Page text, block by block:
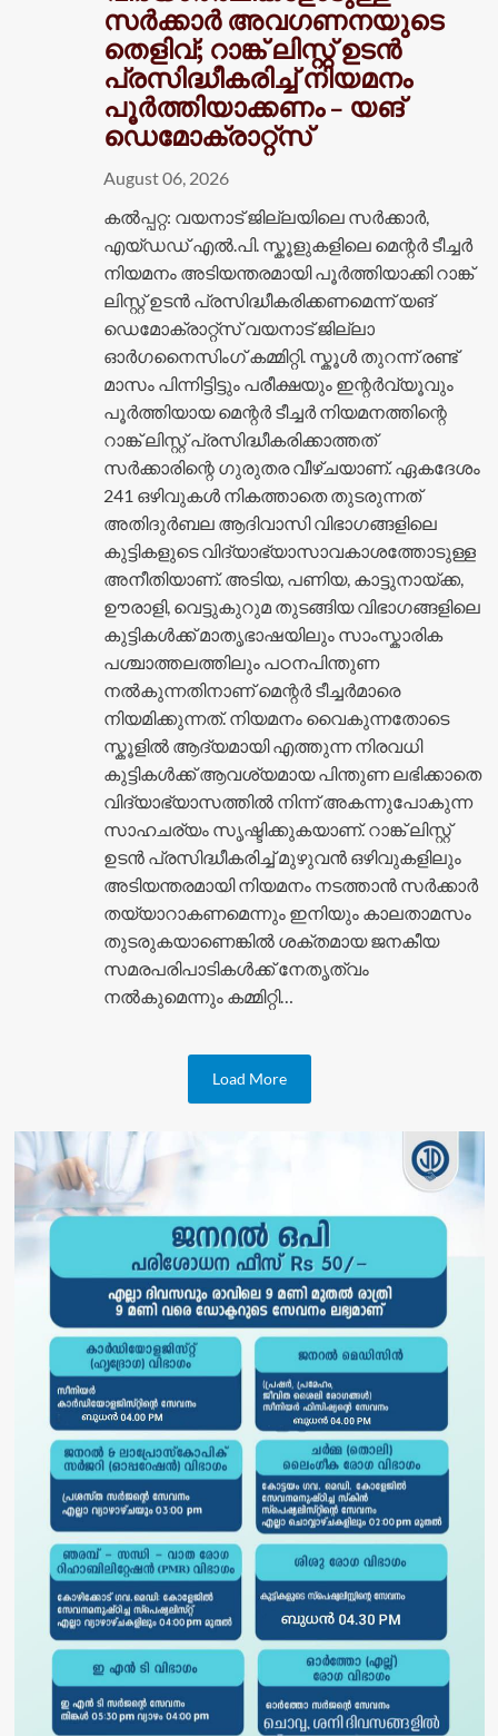
സർക്കാർ അവഗണനയുടെ
തെളിവ്; റാങ്ക് ലിസ്റ്റ് ഉടൻ
പ്രസിദ്ധീകരിച്ച് നിയമനം
പൂർത്തിയാക്കണം – യങ്
ഡെമോക്രാറ്റ്സ്
August 06, 2026
കൽപ്പറ്റ: വയനാട് ജില്ലയിലെ സർക്കാർ,
എയ്ഡഡ് എൽ.പി. സ്കൂളുകളിലെ മെന്റർ ടീച്ചർ
നിയമനം അടിയന്തരമായി പൂർത്തിയാക്കി റാങ്ക്
ലിസ്റ്റ് ഉടൻ പ്രസിദ്ധീകരിക്കണമെന്ന് യങ്
ഡെമോക്രാറ്റ്സ് വയനാട് ജില്ലാ
ഓർഗനൈസിംഗ് കമ്മിറ്റി. സ്കൂൾ തുറന്ന് രണ്ട്
മാസം പിന്നിട്ടിട്ടും പരീക്ഷയും ഇന്റർവ്യൂവും
പൂർത്തിയായ മെന്റർ ടീച്ചർ നിയമനത്തിന്റെ
റാങ്ക് ലിസ്റ്റ് പ്രസിദ്ധീകരിക്കാത്തത്
സർക്കാരിന്റെ ഗുരുതര വീഴ്ചയാണ്. ഏകദേശം
241 ഒഴിവുകൾ നികത്താതെ തുടരുന്നത്
അതിദുർബല ആദിവാസി വിഭാഗങ്ങളിലെ
കുട്ടികളുടെ വിദ്യാഭ്യാസാവകാശത്തോടുള്ള
അനീതിയാണ്. അടിയ, പണിയ, കാട്ടുനായ്ക്ക,
ഊരാളി, വെട്ടുകുറുമ തുടങ്ങിയ വിഭാഗങ്ങളിലെ
കുട്ടികൾക്ക് മാതൃഭാഷയിലും സാംസ്കാരിക
പശ്ചാത്തലത്തിലും പഠനപിന്തുണ
നൽകുന്നതിനാണ് മെന്റർ ടീച്ചർമാരെ
നിയമിക്കുന്നത്. നിയമനം വൈകുന്നതോടെ
സ്കൂളിൽ ആദ്യമായി എത്തുന്ന നിരവധി
കുട്ടികൾക്ക് ആവശ്യമായ പിന്തുണ ലഭിക്കാതെ
വിദ്യാഭ്യാസത്തിൽ നിന്ന് അകന്നുപോകുന്ന
സാഹചര്യം സൃഷ്ടിക്കുകയാണ്. റാങ്ക് ലിസ്റ്റ്
ഉടൻ പ്രസിദ്ധീകരിച്ച് മുഴുവൻ ഒഴിവുകളിലും
അടിയന്തരമായി നിയമനം നടത്താൻ സർക്കാർ
തയ്യാറാകണമെന്നും ഇനിയും കാലതാമസം
തുടരുകയാണെങ്കിൽ ശക്തമായ ജനകീയ
സമരപരിപാടികൾക്ക് നേതൃത്വം
നൽകുമെന്നും കമ്മിറ്റി…
Load More